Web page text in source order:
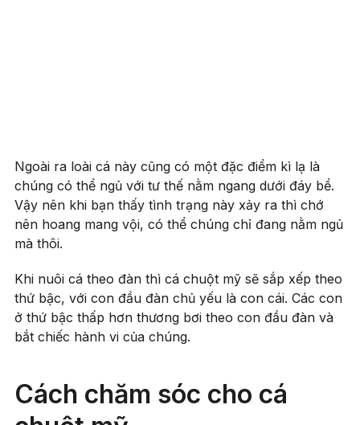
Ngoài ra loài cá này cũng có một đặc điểm kì lạ là
chúng có thể ngủ với tư thế nằm ngang dưới đáy bể.
Vậy nên khi bạn thấy tình trạng này xảy ra thì chớ
nên hoang mang vội, có thể chúng chỉ đang nằm ngủ
mà thôi.
Khi nuôi cá theo đàn thì cá chuột mỹ sẽ sắp xếp theo
thứ bậc, với con đầu đàn chủ yếu là con cái. Các con
ở thứ bậc thấp hơn thương bơi theo con đầu đàn và
bắt chiếc hành vi của chúng.
Cách chăm sóc cho cá